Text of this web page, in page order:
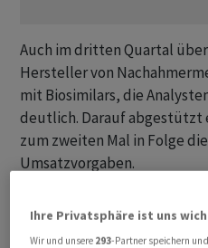
Auch im dritten Quartal
Hersteller von
mit Biosimilars, die
deutlich. Darauf abgestützt
zum zweiten Mal in Folge
Umsatzvorgaben.
Die Aktien vonSandoz
Ihre Privatsphäre ist uns
Wir und unsere 293-Partner speichern